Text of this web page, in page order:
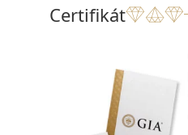
Certifikát